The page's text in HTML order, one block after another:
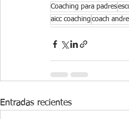
Coaching para padres
aicc coaching coach
Entradas recientes